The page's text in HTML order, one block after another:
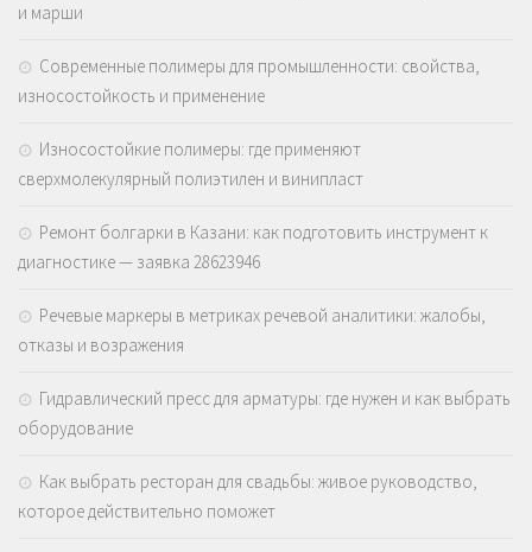
и марши
Современные полимеры для промышленности: свойства,
износостойкость и применение
Износостойкие полимеры: где применяют
сверхмолекулярный полиэтилен и винипласт
Ремонт болгарки в Казани: как подготовить инструмент к
диагностике — заявка 28623946
Речевые маркеры в метриках речевой аналитики: жалобы,
отказы и возражения
Гидравлический пресс для арматуры: где нужен и как выбрать
оборудование
Как выбрать ресторан для свадьбы: живое руководство,
которое действительно поможет